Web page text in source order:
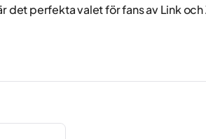
perfekta valet för fans av Link och